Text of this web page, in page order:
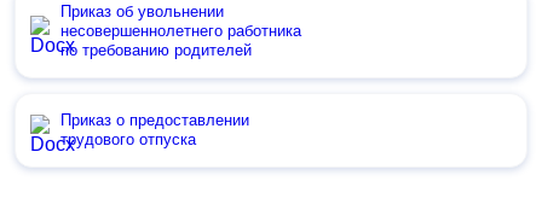
Приказ об увольнении
несовершеннолетнего работника
по требованию родителей
Приказ о предоставлении
трудового отпуска